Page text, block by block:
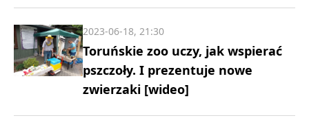
Toruńskie zoo uczy, jak wspierać
pszczoły. I prezentuje nowe
zwierzaki [wideo]
2023-06-18, 21:30